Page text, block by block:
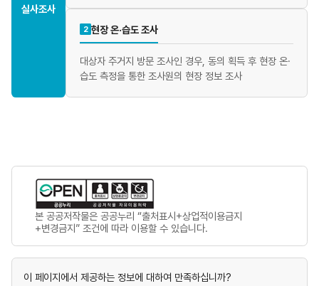
실사조사
2 현장 온·습도 조사
대상자 주거지 방문 조사인 경우, 동의 획득 후 현장 온·
습도 측정을 통한 조사원의 현장 정보 조사
본 공공저작물은 공공누리 “출처표시+상업적이용금지
+변경금지” 조건에 따라 이용할 수 있습니다.
이 페이지에서 제공하는 정보에 대하여 만족하십니까?